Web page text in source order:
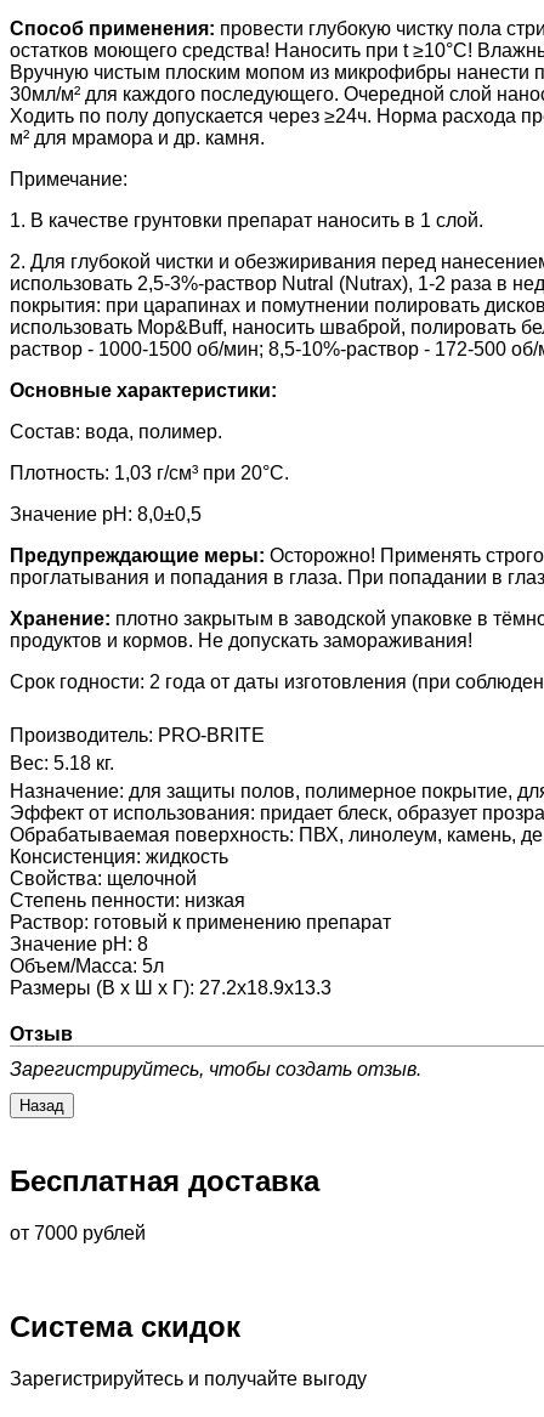
Способ применения: провести глубокую чистку пола
остатков моющего средства! Наносить при t ≥10°С!
Вручную чистым плоским мопом из микрофибры нанести
30мл/м² для каждого последующего. Очередной слой
Ходить по полу допускается через ≥24ч. Норма расхода
м² для мрамора и др. камня.
Примечание:
1. В качестве грунтовки препарат наносить в 1 слой.
2. Для глубокой чистки и обезжиривания перед
использовать 2,5-3%-раствор Nutral (Nutrax), 1-2 раза в
покрытия: при царапинах и помутнении полировать
использовать Мop&Buff, наносить шваброй, полировать
раствор - 1000-1500 об/мин; 8,5-10%-раствор - 172-500
Основные характеристики:
Состав: вода, полимер.
Плотность: 1,03 г/см³ при 20°С.
Значение pH: 8,0±0,5
Предупреждающие меры: Осторожно! Применять
проглатывания и попадания в глаза. При попадании в
Хранение: плотно закрытым в заводской упаковке в
продуктов и кормов. Не допускать замораживания!
Срок годности: 2 года от даты изготовления (при
Производитель: PRO-BRITE
Вес: 5.18 кг.
Назначение: для защиты полов, полимерное покрытие,
Эффект от использования: придает блеск, образует
Обрабатываемая поверхность: ПВХ, линолеум, камень,
Консистенция: жидкость
Свойства: щелочной
Степень пенности: низкая
Раствор: готовый к применению препарат
Значение pH : 8
Объем/Масса: 5л
Размеры (В х Ш х Г): 27.2x18.9x13.3
Отзыв
Зарегистрируйтесь, чтобы создать отзыв.
Бесплатная доставка
от 7000 рублей
Система скидок
Зарегистрируйтесь и получайте выгоду